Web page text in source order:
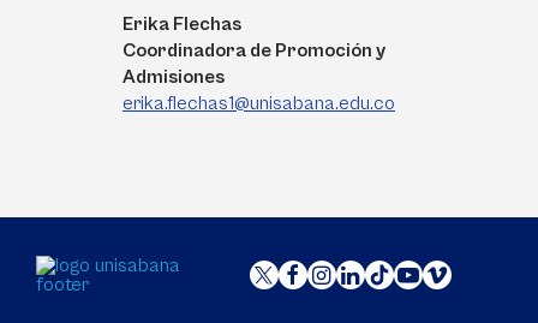
Erika Flechas
Coordinadora de Promoción y
Admisiones
erika.flechas1@unisabana.edu.co